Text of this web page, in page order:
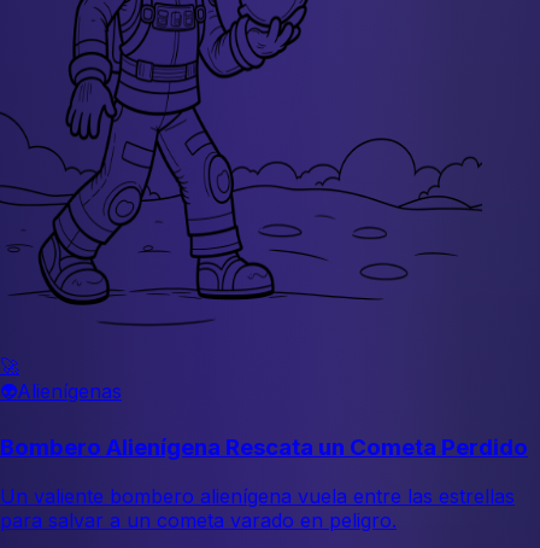
🚀
👽Alienígenas
Bombero Alienígena Rescata un Cometa Perdido
Un valiente bombero alienígena vuela entre las estrellas
para salvar a un cometa varado en peligro.